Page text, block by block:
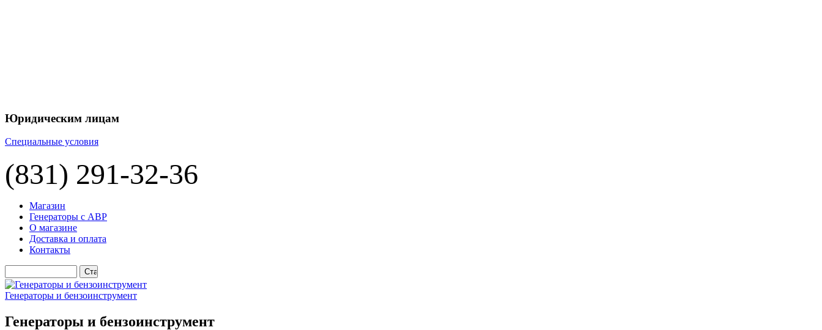
Юридическим лицам
Специальные условия
(831) 291-32-36
Магазин
Генераторы с АВР
О магазине
Доставка и оплата
Контакты
Генераторы и бензоинструмент
Генераторы и бензоинструмент